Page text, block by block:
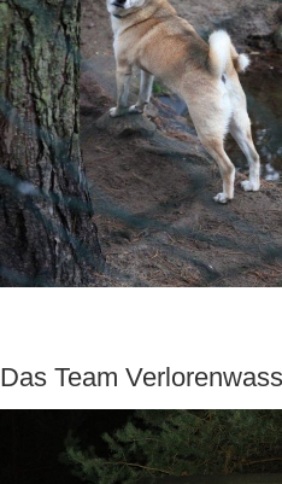
Das Team